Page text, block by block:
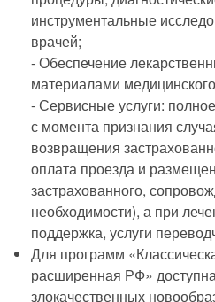
инструментальные
врачей;
- Обеспечение
материалами
- Сервисные услуги:
с момента признания
возвращения
оплата проезда и
застрахованного,
необходимости), а при
поддержка, услуги
Для программ
расширенная РФ»
злокачественных